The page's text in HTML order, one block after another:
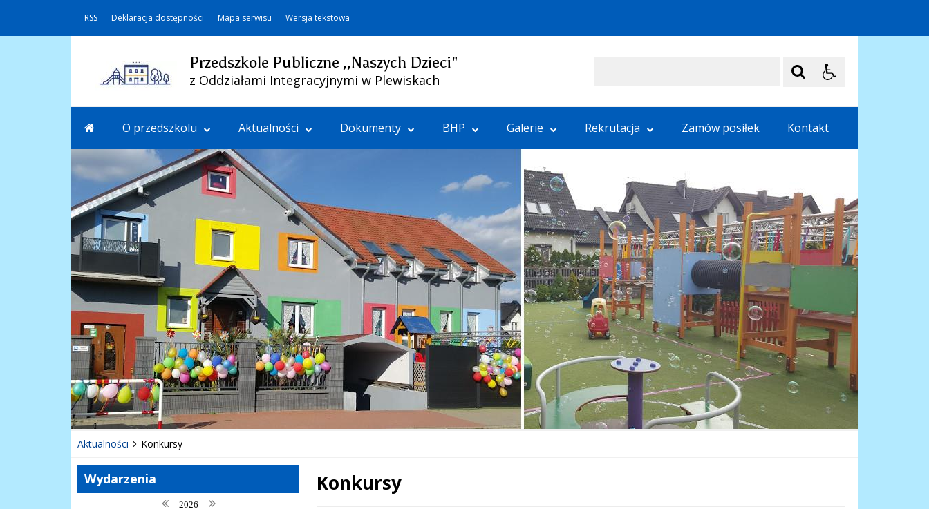
RSS Deklaracja dostępności Mapa serwisu Wersja tekstowa
Przedszkole Publiczne ,,Naszych Dzieci"
z Oddziałami Integracyjnymi w Plewiskach
O przedszkolu Aktualności Dokumenty BHP Galerie Rekrutacja Zamów posiłek Kontakt
Aktualności Konkursy
Wydarzenia
poprzedni rok
2026 następny rok
Konkursy